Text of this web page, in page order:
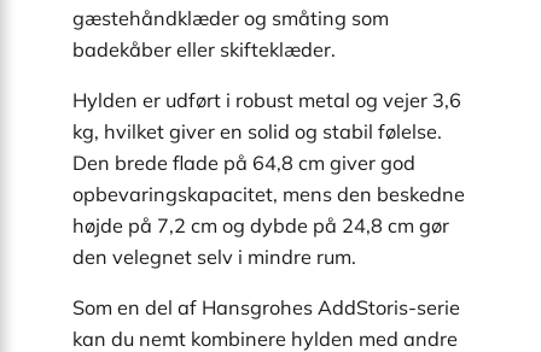
gæstehåndklæder og småting som
badekåber eller skifteklæder.
Hylden er udført i robust metal og vejer 3,6
kg, hvilket giver en solid og stabil følelse.
Den brede flade på 64,8 cm giver god
opbevaringskapacitet, mens den beskedne
højde på 7,2 cm og dybde på 24,8 cm gør
den velegnet selv i mindre rum.
Som en del af Hansgrohes AddStoris-serie
kan du nemt kombinere hylden med andre